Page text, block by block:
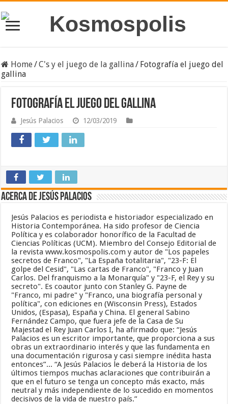
Home/C's y el juego de la gallina/ Fotografía el juego del
gallina
Fotografía el juego del gallina
Jesús Palacios 12/03/2019
Acerca de Jesús Palacios
Jesús Palacios es periodista e historiador especializado en
Historia Contemporánea. Ha sido profesor de Ciencia
Política y es colaborador honorífico de la Facultad de
Ciencias Políticas (UCM). Miembro del Consejo Editorial de
la revista www.kosmospolis.com y autor de "Los papeles
secretos de Franco", "La España totalitaria", "23-F: El
golpe del Cesid", "Las cartas de Franco", "Franco y Juan
Carlos. Del franquismo a la Monarquía" y "23-F, el Rey y su
secreto". Es coautor junto con Stanley G. Payne de
"Franco, mi padre" y "Franco, una biografía personal y
política", con ediciones en (Wisconsin Press), Estados
Unidos, (Espasa), España y China. El general Sabino
Fernández Campo, que fuera jefe de la Casa de Su
Majestad el Rey Juan Carlos I, ha afirmado que: “Jesús
Palacios es un escritor importante, que proporciona a sus
obras un extraordinario interés y que las fundamenta en
una documentación rigurosa y casi siempre inédita hasta
entonces”... “A Jesús Palacios le deberá la Historia de los
últimos tiempos muchas aclaraciones que contribuirán a
que en el futuro se tenga un concepto más exacto, más
neutral y más independiente de lo sucedido en momentos
decisivos de la vida de nuestro país.”